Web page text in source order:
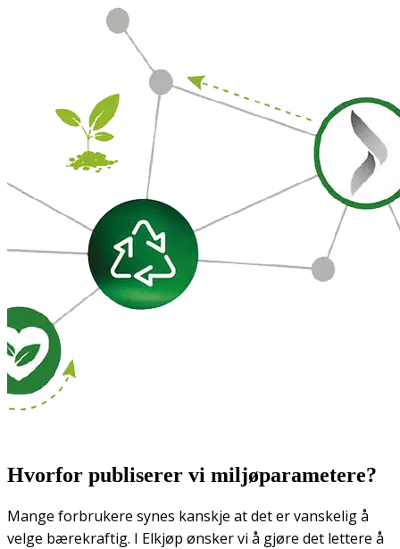
Hvorfor publiserer vi miljøparametere?
Mange forbrukere synes kanskje at det er vanskelig å
velge bærekraftig. I Elkjøp ønsker vi å gjøre det lettere å